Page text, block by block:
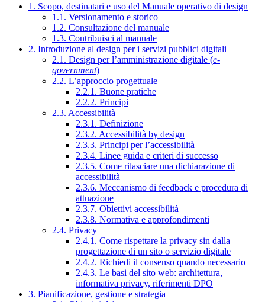
1. Scopo, destinatari e uso del Manuale operativo di design
1.1. Versionamento e storico
1.2. Consultazione del manuale
1.3. Contribuisci al manuale
2. Introduzione al design per i servizi pubblici digitali
2.1. Design per l’amministrazione digitale (e-
government)
2.2. L’approccio progettuale
2.2.1. Buone pratiche
2.2.2. Principi
2.3. Accessibilità
2.3.1. Definizione
2.3.2. Accessibilità by design
2.3.3. Principi per l’accessibilità
2.3.4. Linee guida e criteri di successo
2.3.5. Come rilasciare una dichiarazione di
accessibilità
2.3.6. Meccanismo di feedback e procedura di
attuazione
2.3.7. Obiettivi accessibilità
2.3.8. Normativa e approfondimenti
2.4. Privacy
2.4.1. Come rispettare la privacy sin dalla
progettazione di un sito o servizio digitale
2.4.2. Richiedi il consenso quando necessario
2.4.3. Le basi del sito web: architettura,
informativa privacy, riferimenti DPO
3. Pianificazione, gestione e strategia